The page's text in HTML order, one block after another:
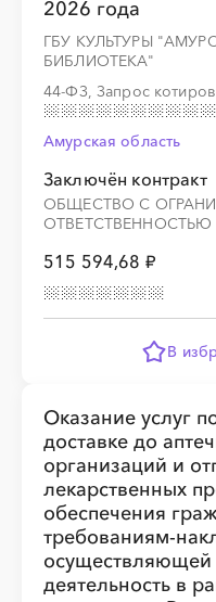
2026 года
ГБУ КУЛЬТУРЫ
БИБЛИОТЕКА"
44-ФЗ, Запрос
Амурская область
Заключён контракт
ОБЩЕСТВО С
515 594,68 ₽
В
Оказание услуг
доставке до
организаций и
лекарственных
обеспечения
требованиям-
деятельность в
░
░
░
░
░
░░░░░░░░░░░